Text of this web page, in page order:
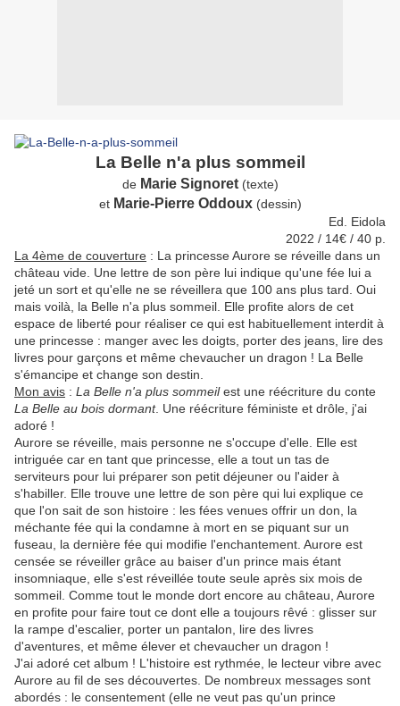
La Belle n'a plus sommeil
de Marie Signoret(texte)
et Marie-Pierre Oddoux(dessin)
Ed. Eidola
2022 / 14€ / 40 p.
La 4ème de couverture : La princesse Aurore se réveille dans un
château vide. Une lettre de son père lui indique qu'une fée lui a
jeté un sort et qu'elle ne se réveillera que 100 ans plus tard. Oui
mais voilà, la Belle n'a plus sommeil. Elle profite alors de cet
espace de liberté pour réaliser ce qui est habituellement interdit à
une princesse : manger avec les doigts, porter des jeans, lire des
livres pour garçons et même chevaucher un dragon ! La Belle
s'émancipe et change son destin.
Mon avis : La Belle n'a plus sommeilest une réécriture du conte
La Belle au bois dormant. Une réécriture féministe et drôle, j'ai
adoré !
Aurore se réveille, mais personne ne s'occupe d'elle. Elle est
intriguée car en tant que princesse, elle a tout un tas de
serviteurs pour lui préparer son petit déjeuner ou l'aider à
s'habiller. Elle trouve une lettre de son père qui lui explique ce
que l'on sait de son histoire : les fées venues offrir un don, la
méchante fée qui la condamne à mort en se piquant sur un
fuseau, la dernière fée qui modifie l'enchantement. Aurore est
censée se réveiller grâce au baiser d'un prince mais étant
insomniaque, elle s'est réveillée toute seule après six mois de
sommeil. Comme tout le monde dort encore au château, Aurore
en profite pour faire tout ce dont elle a toujours rêvé : glisser sur
la rampe d'escalier, porter un pantalon, lire des livres
d'aventures, et même élever et chevaucher un dragon !
J'ai adoré cet album ! L'histoire est rythmée, le lecteur vibre avec
Aurore au fil de ses découvertes. De nombreux messages sont
abordés : le consentement (elle ne veut pas qu'un prince